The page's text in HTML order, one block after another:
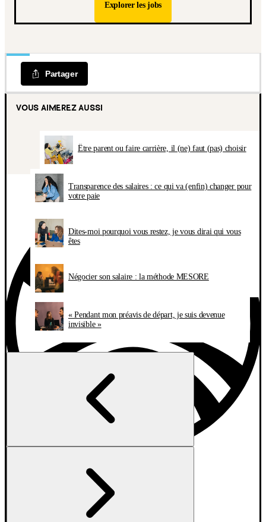
Explorer les jobs
Partager
VOUS AIMEREZ AUSSI
Être parent ou faire carrière, il (ne) faut (pas) choisir
Transparence des salaires : ce qui va (enfin) changer pour
votre paie
Dites-moi pourquoi vous restez, je vous dirai qui vous
êtes
Négocier son salaire : la méthode MESORE
« Pendant mon préavis de départ, je suis devenue
invisible »
Vous cherchez un job
Explorer les entreprises
Jobs par type d'entreprise